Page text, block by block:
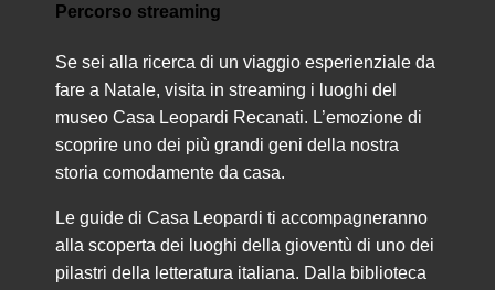
Percorso streaming
Se sei alla ricerca di un viaggio esperienziale da
fare a Natale, visita in streaming i luoghi del
museo Casa Leopardi Recanati. L’emozione di
scoprire uno dei più grandi geni della nostra
storia comodamente da casa.
Le guide di Casa Leopardi ti accompagneranno
alla scoperta dei luoghi della gioventù di uno dei
pilastri della letteratura italiana. Dalla biblioteca